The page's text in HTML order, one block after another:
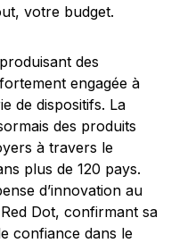
votre budget.
des
fortement engagée à
de dispositifs. La
des produits
à travers le
plus de 120 pays.
d’innovation au
Dot, confirmant sa
confiance dans le